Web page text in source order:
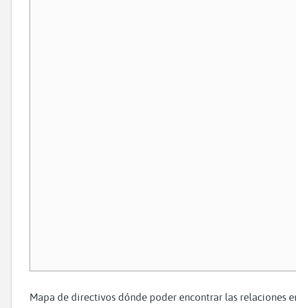
Mapa de directivos dónde poder encontrar las relaciones